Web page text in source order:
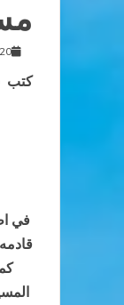
20 أغسطس, 2014
كتب
في